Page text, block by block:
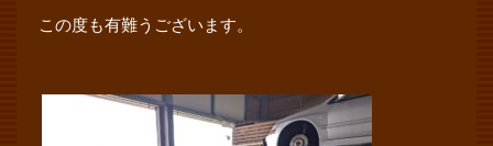
この度も有難うございます。